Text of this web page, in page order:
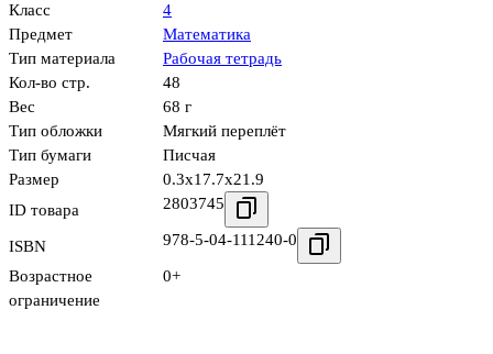
Класс
4
Предмет
Математика
Тип материала
Рабочая тетрадь
Кол-во стр.
48
Вес
68 г
Тип обложки
Мягкий переплёт
Тип бумаги
Писчая
Размер
0.3x17.7x21.9
ID товара
2803745
ISBN 978-5-04-111240-0
Возрастное
ограничение
0+